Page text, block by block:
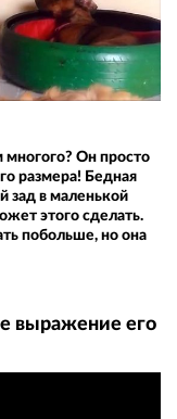
Он просто
размера! Бедная
зад в маленькой
этого сделать.
побольше, но она
выражение его